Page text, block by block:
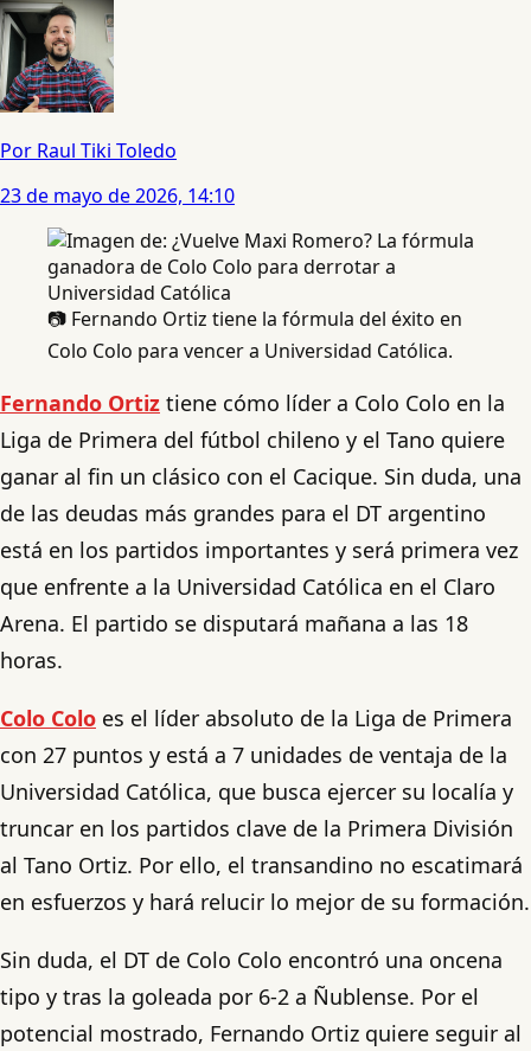
Por Raul Tiki Toledo
23 de mayo de 2026, 14:10
📷 Fernando Ortiz tiene la fórmula del éxito en
Colo Colo para vencer a Universidad Católica.
Fernando Ortiz tiene cómo líder a Colo Colo en la
Liga de Primera del fútbol chileno y el Tano quiere
ganar al fin un clásico con el Cacique. Sin duda, una
de las deudas más grandes para el DT argentino
está en los partidos importantes y será primera vez
que enfrente a la Universidad Católica en el Claro
Arena. El partido se disputará mañana a las 18
horas.
Colo Colo es el líder absoluto de la Liga de Primera
con 27 puntos y está a 7 unidades de ventaja de la
Universidad Católica, que busca ejercer su localía y
truncar en los partidos clave de la Primera División
al Tano Ortiz. Por ello, el transandino no escatimará
en esfuerzos y hará relucir lo mejor de su formación.
Sin duda, el DT de Colo Colo encontró una oncena
tipo y tras la goleada por 6-2 a Ñublense. Por el
potencial mostrado, Fernando Ortiz quiere seguir al